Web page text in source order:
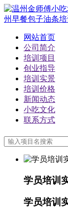
网站首页
公司简介
培训项目
创业指导
培训实景
培训价格
新闻动态
小吃文化
联系方式
学员培训
学员培训